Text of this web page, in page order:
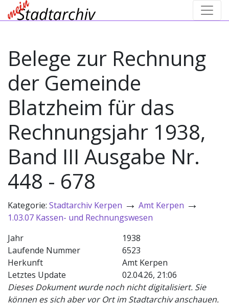
Belege zur Rechnung
der Gemeinde
Blatzheim für das
Rechnungsjahr 1938,
Band III Ausgabe Nr.
448 - 678
Kategorie: Stadtarchiv Kerpen → Amt Kerpen →
1.03.07 Kassen- und Rechnungswesen
Jahr
1938
Laufende Nummer
6523
Herkunft
Amt Kerpen
Letztes Update
02.04.26, 21:06
Dieses Dokument wurde noch nicht digitalisiert. Sie
können es sich aber vor Ort im Stadtarchiv anschauen.